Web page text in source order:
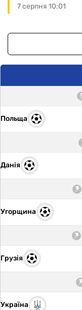
7 серпня 10:01
Польща
Данія
Угорщина
Грузія
Україна